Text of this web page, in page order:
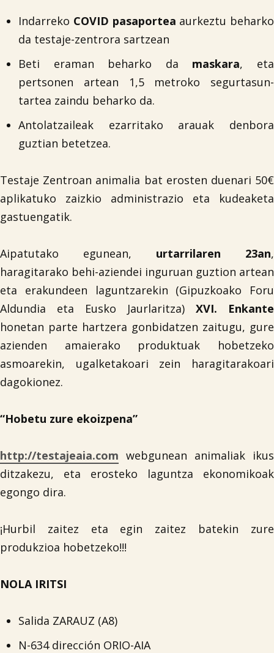

Indarreko COVID pasaportea aurkeztu beharko
da testaje-zentrora sartzean
Beti eraman beharko da maskara, eta
pertsonen artean 1,5 metroko segurtasun-
tartea zaindu beharko da.
Antolatzaileak ezarritako arauak denbora
guztian betetzea.
Testaje Zentroan animalia bat erosten duenari 50€
aplikatuko zaizkio administrazio eta kudeaketa
gastuengatik.
Aipatutako egunean, urtarrilaren 23an,
haragitarako behi-aziendei inguruan guztion artean
eta erakundeen laguntzarekin (Gipuzkoako Foru
Aldundia eta Eusko Jaurlaritza) XVI. Enkante
honetan parte hartzera gonbidatzen zaitugu, gure
azienden amaierako produktuak hobetzeko
asmoarekin, ugalketakoari zein haragitarakoari
dagokionez.
“Hobetu zure ekoizpena”
http://testajeaia.com webgunean animaliak ikus
ditzakezu, eta erosteko laguntza ekonomikoak
egongo dira.
¡Hurbil zaitez eta egin zaitez batekin zure
produkzioa hobetzeko!!!
NOLA IRITSI
Salida ZARAUZ (A8)
N-634 dirección ORIO-AIA